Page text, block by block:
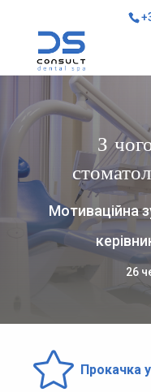
З
Мотиваційна
26
 Прокачка